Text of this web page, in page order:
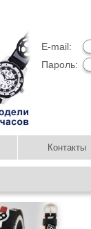
E-mail:
Пароль:
Контакты